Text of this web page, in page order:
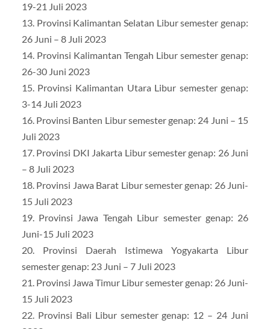
19-21 Juli 2023
13. Provinsi Kalimantan Selatan Libur semester genap:
26 Juni – 8 Juli 2023
14. Provinsi Kalimantan Tengah Libur semester genap:
26-30 Juni 2023
15. Provinsi Kalimantan Utara Libur semester genap:
3-14 Juli 2023
16. Provinsi Banten Libur semester genap: 24 Juni – 15
Juli 2023
17. Provinsi DKI Jakarta Libur semester genap: 26 Juni
– 8 Juli 2023
18. Provinsi Jawa Barat Libur semester genap: 26 Juni-
15 Juli 2023
19. Provinsi Jawa Tengah Libur semester genap: 26
Juni-15 Juli 2023
20. Provinsi Daerah Istimewa Yogyakarta Libur
semester genap: 23 Juni – 7 Juli 2023
21. Provinsi Jawa Timur Libur semester genap: 26 Juni-
15 Juli 2023
22. Provinsi Bali Libur semester genap: 12 – 24 Juni